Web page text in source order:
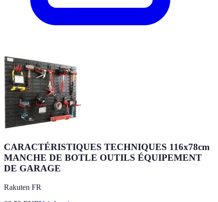
CARACTÉRISTIQUES TECHNIQUES 116x78cm
MANCHE DE BOTLE OUTILS ÉQUIPEMENT
DE GARAGE
Rakuten FR